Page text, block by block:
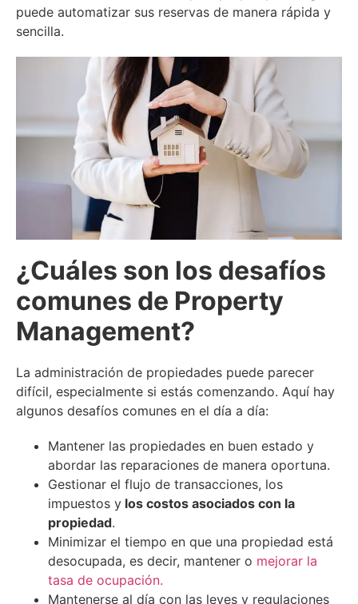
puede automatizar sus reservas de manera rápida y
sencilla.
¿Cuáles son los desafíos
comunes de Property
Management?
La administración de propiedades puede parecer
difícil, especialmente si estás comenzando. Aquí hay
algunos desafíos comunes en el día a día:
Mantener las propiedades en buen estado y
abordar las reparaciones de manera oportuna.
Gestionar el flujo de transacciones, los
impuestos y los costos asociados con la
propiedad.
Minimizar el tiempo en que una propiedad está
desocupada, es decir, mantener o mejorar la
tasa de ocupación.
Mantenerse al día con las leyes y regulaciones